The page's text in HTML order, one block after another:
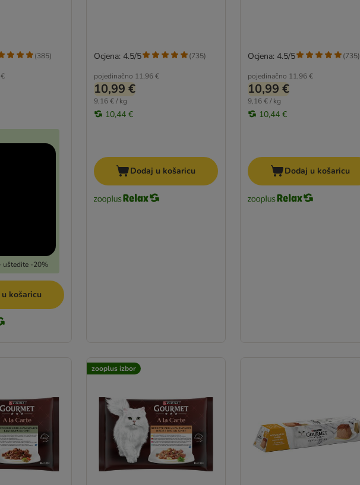
uštedite -20%
(385)
košaricu
pojedinačno 11,96 €
10,99 €
9,16 € / kg
10,44 €
Ocjena: 4.5/5 (735)
Dodaj u košaricu
pojedinačno 11,96 €
10,99 €
9,16 € / kg
10,44 €
Ocjena: 4.5/5 (735)
Dodaj u košaricu
zooplus izbor